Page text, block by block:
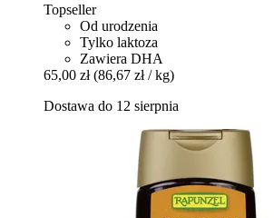
Topseller
Od urodzenia
Tylko laktoza
Zawiera DHA
65,00 zł (86,67 zł / kg)
Dostawa do 12 sierpnia